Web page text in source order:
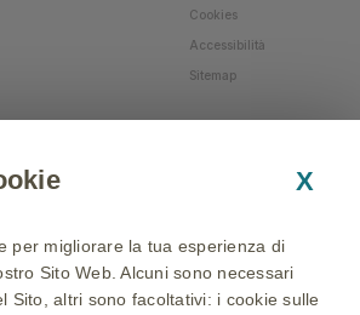
Cookies
Accessibilità
Sitemap
X
per migliorare la tua esperienza di
Sito Web. Alcuni sono necessari
Sito, altri sono facoltativi: i cookie sulle